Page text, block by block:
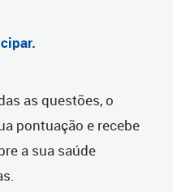
as questões, o
pontuação e recebe
a sua saúde